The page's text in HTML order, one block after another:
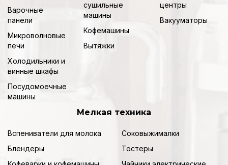
Варочные
панели
Микроволновые
печи
Холодильники и
винные шкафы
Посудомоечные
машины
сушильные
машины
Кофемашины
Вытяжки
центры
Вакууматоры
Мелкая техника
Вспениватели для молока
Блендеры
Соковыжималки
Тостеры